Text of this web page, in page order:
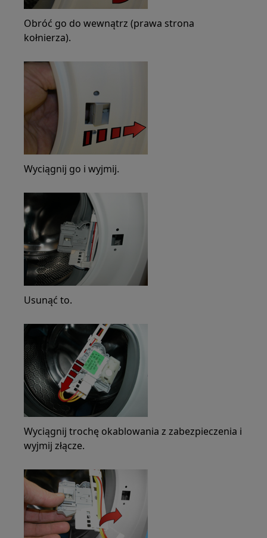
Obróć go do wewnątrz (prawa strona
kołnierza).
Wyciągnij go i wyjmij.
Usunąć to.
Wyciągnij trochę okablowania z zabezpieczenia i
wyjmij złącze.